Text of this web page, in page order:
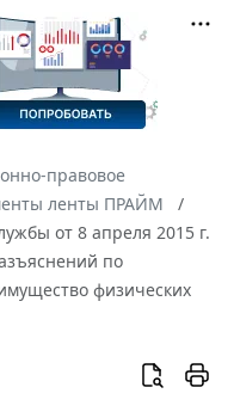
правовое
ленты ПРАЙМ
от 8 апреля 2015 г.
по
физических